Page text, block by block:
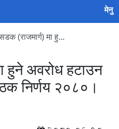
मेनु
(राजमार्ग) मा हु...
हुने अवरोध हटाउन
निर्णय २०८०।